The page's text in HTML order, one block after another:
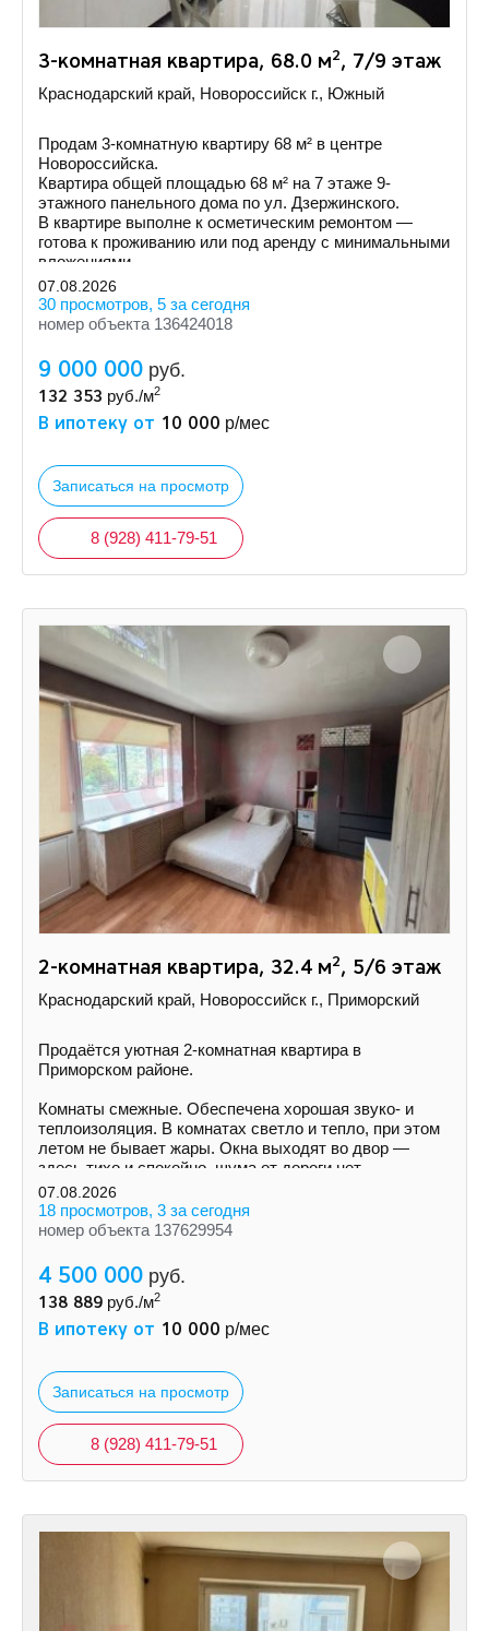
3-комнатная квартира, 68.0 м2, 7/9 этаж
Краснодарский край, Новороссийск г., Южный
Продам 3-комнатную квартиру 68 м² в центре
Новороссийска.
Квартира общей площадью 68 м² на 7 этаже 9-
этажного панельного дома по ул. Дзержинского.
В квартире выполне к осметическим ремонтом —
готова к проживанию или под аренду с минимальными
вложениями.
07.08.2026
30 просмотров, 5 за сегодня
номер объекта 136424018
9 000 000 руб.
132 353 руб./м2
В ипотеку от 10 000 р/мес
Записаться на просмотр
8 (928) 411-79-51
2-комнатная квартира, 32.4 м2, 5/6 этаж
Краснодарский край, Новороссийск г., Приморский
Продаётся уютная 2-комнатная квартира в
Приморском районе.
Комнаты смежные. Обеспечена хорошая звуко- и
теплоизоляция. В комнатах светло и тепло, при этом
летом не бывает жары. Окна выходят во двор —
здесь тихо и спокойно, шума от дороги нет.
07.08.2026
18 просмотров, 3 за сегодня
номер объекта 137629954
4 500 000 руб.
138 889 руб./м2
В ипотеку от 10 000 р/мес
Записаться на просмотр
8 (928) 411-79-51